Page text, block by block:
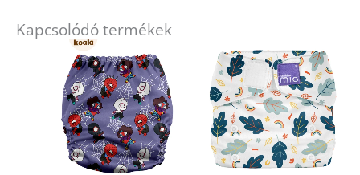
Kapcsolódó termékek